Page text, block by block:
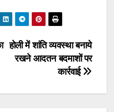
होली में शांति व्यवस्था बनाये
रखने आदतन बदमाशों पर
कार्रवाई